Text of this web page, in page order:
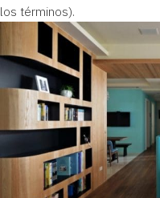
los términos).